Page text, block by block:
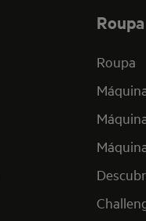
Roupa
Roupa